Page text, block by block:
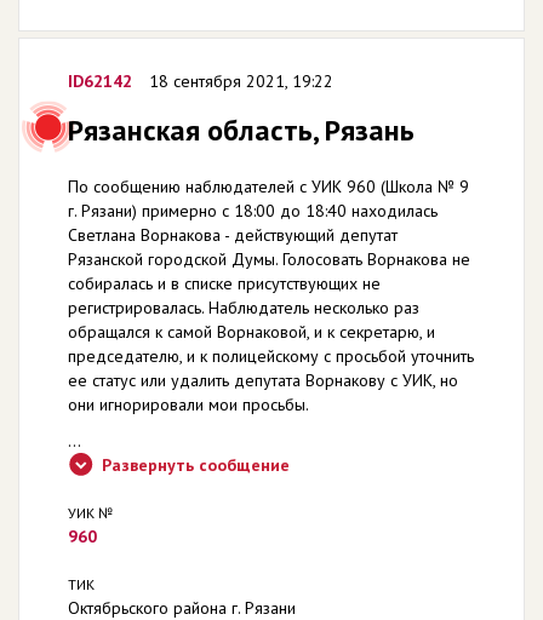
ID62142 18 сентября 2021, 19:22
Рязанская область, Рязань
По сообщению наблюдателей с УИК 960 (Школа № 9
г. Рязани) примерно с 18:00 до 18:40 находилась
Светлана Ворнакова - действующий депутат
Рязанской городской Думы. Голосовать Ворнакова не
собиралась и в списке присутствующих не
регистрировалась. Наблюдатель несколько раз
обращался к самой Ворнаковой, и к секретарю, и
председателю, и к полицейскому с просьбой уточнить
ее статус или удалить депутата Ворнакову с УИК, но
они игнорировали мои просьбы.
...
Развернуть сообщение
УИК №
960
ТИК
Октябрьского района г. Рязани